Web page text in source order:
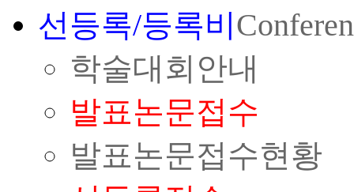
선등록/등록비
학술대회안내
발표논문접수
발표논문접수현황